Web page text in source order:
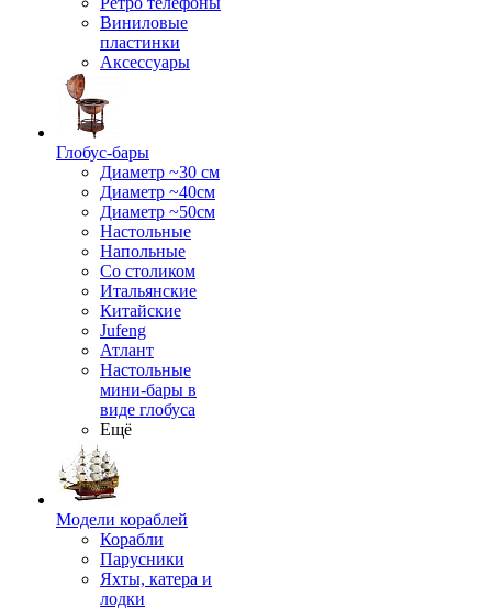
Виниловые
пластинки
Аксессуары
Глобус-бары
Диаметр ~30 см
Диаметр ~40см
Диаметр ~50см
Настольные
Напольные
Со столиком
Итальянские
Китайские
Jufeng
Атлант
Настольные
мини-бары в
виде глобуса
Ещё
Модели кораблей
Корабли
Парусники
Яхты, катера и
лодки